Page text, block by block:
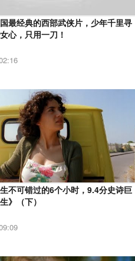
国最经典的西部武侠片，少年千里寻
心，只用一刀！
生不可错过的6个小时，9.4分史诗巨
》（下）